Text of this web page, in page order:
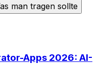
man tragen sollte
Apps 2026: AI-